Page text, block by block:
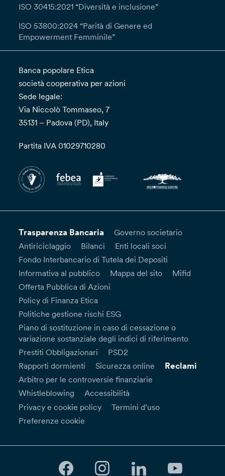
ISO 30415:2021 “Diversità e inclusione”
ISO 53800:2024 “Parità di Genere ed
Empowerment Femminile”
Banca popolare Etica
società cooperativa per azioni
Sede legale:
Via Niccolò Tommaseo, 7
35131 – Padova (PD), Italy
Partita IVA 01029710280
Trasparenza Bancaria
Governo societario
Antiriciclaggio
Bilanci
Enti locali soci
Fondo Interbancario di Tutela dei Depositi
Informativa al pubblico
Mappa del sito
Mifid
Offerta Pubblica di Azioni
Policy di Finanza Etica
Politiche gestione rischi ESG
Piano di sostituzione in caso di cessazione o
variazione sostanziale degli indici di riferimento
Prestiti Obbligazionari
PSD2
Rapporti dormienti
Sicurezza online Reclami
Arbitro per le controversie finanziarie
Whistleblowing
Accessibilità
Privacy e cookie policy
Termini d’uso
Preferenze cookie